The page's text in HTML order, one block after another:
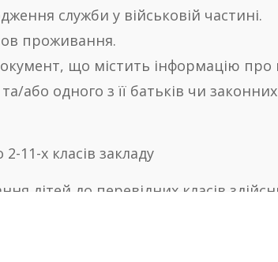
служби у військовій частині.
проживання.
що містить інформацію про
або одного з її батьків чи законних
11-х класів закладу
дітей до перевідних класів